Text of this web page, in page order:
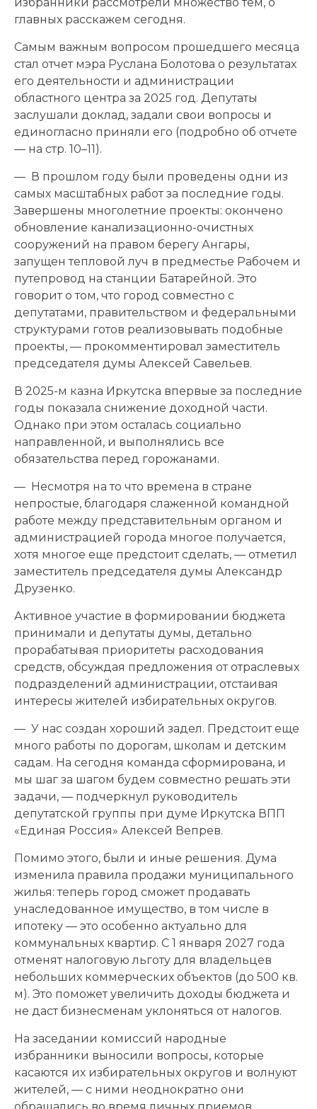
избранники рассмотрели множество тем, о
главных расскажем сегодня.
Самым важным вопросом прошедшего месяца
стал отчет мэра Руслана Болотова о результатах
его деятельности и администрации
областного центра за 2025 год. Депутаты
заслушали доклад, задали свои вопросы и
единогласно приняли его (подробно об отчете
— на стр. 10–11).
— В прошлом году были проведены одни из
самых масштабных работ за последние годы.
Завершены многолетние проекты: окончено
обновление канализационно-очистных
сооружений на правом берегу Ангары,
запущен тепловой луч в предместье Рабочем и
путепровод на станции Батарейной. Это
говорит о том, что город совместно с
депутатами, правительством и федеральными
структурами готов реализовывать подобные
проекты, — прокомментировал заместитель
председателя думы Алексей Савельев.
В 2025-м казна Иркутска впервые за последние
годы показала снижение доходной части.
Однако при этом осталась социально
направленной, и выполнялись все
обязательства перед горожанами.
— Несмотря на то что времена в стране
непростые, благодаря слаженной командной
работе между представительным органом и
администрацией города многое получается,
хотя многое еще предстоит сделать, — отметил
заместитель председателя думы Александр
Друзенко.
Активное участие в формировании бюджета
принимали и депутаты думы, детально
прорабатывая приоритеты расходования
средств, обсуждая предложения от отраслевых
подразделений администрации, отстаивая
интересы жителей избирательных округов.
— У нас создан хороший задел. Предстоит еще
много работы по дорогам, школам и детским
садам. На сегодня команда сформирована, и
мы шаг за шагом будем совместно решать эти
задачи, — подчеркнул руководитель
депутатской группы при думе Иркутска ВПП
«Единая Россия» Алексей Вепрев.
Помимо этого, были и иные решения. Дума
изменила правила продажи муниципального
жилья: теперь город сможет продавать
унаследованное имущество, в том числе в
ипотеку — это особенно актуально для
коммунальных квартир. С 1 января 2027 года
отменят налоговую льготу для владельцев
небольших коммерческих объектов (до 500 кв.
м). Это поможет увеличить доходы бюджета и
не даст бизнесменам уклоняться от налогов.
На заседании комиссий народные
избранники выносили вопросы, которые
касаются их избирательных округов и волнуют
жителей, — с ними неоднократно они